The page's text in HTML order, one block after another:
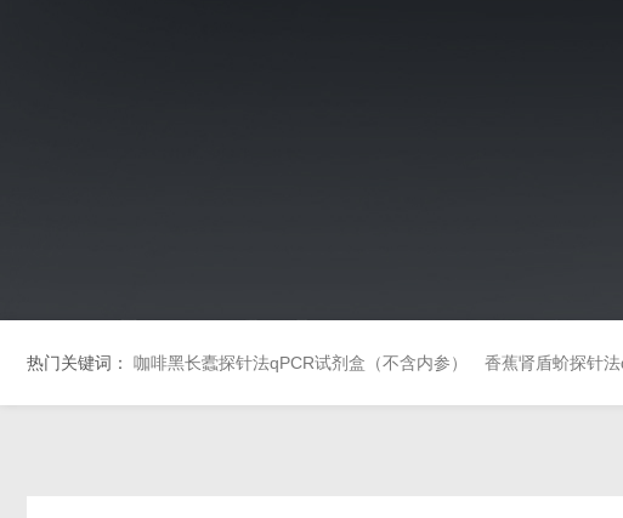
热门关键词： 咖啡黑长蠹探针法qPCR试剂盒（不含内参） 香蕉肾盾蚧探针法